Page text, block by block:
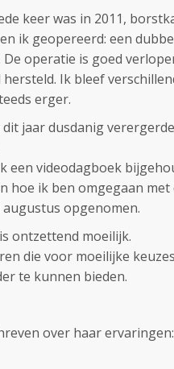
keer was in 2011,
ik geopereerd: een
operatie is goed
Ik bleef
erger.
jaar dusdanig
een videodagboek
hoe ik ben omgegaan met
opgenomen.
ontzettend moeilijk.
die voor moeilijke
te kunnen bieden.
over haar ervaringen: